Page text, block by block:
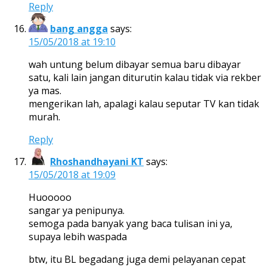
Reply
bang angga says:
15/05/2018 at 19:10
wah untung belum dibayar semua baru dibayar
satu, kali lain jangan diturutin kalau tidak via rekber
ya mas.
mengerikan lah, apalagi kalau seputar TV kan tidak
murah.
Reply
Rhoshandhayani KT says:
15/05/2018 at 19:09
Huooooo
sangar ya penipunya.
semoga pada banyak yang baca tulisan ini ya,
supaya lebih waspada
btw, itu BL begadang juga demi pelayanan cepat